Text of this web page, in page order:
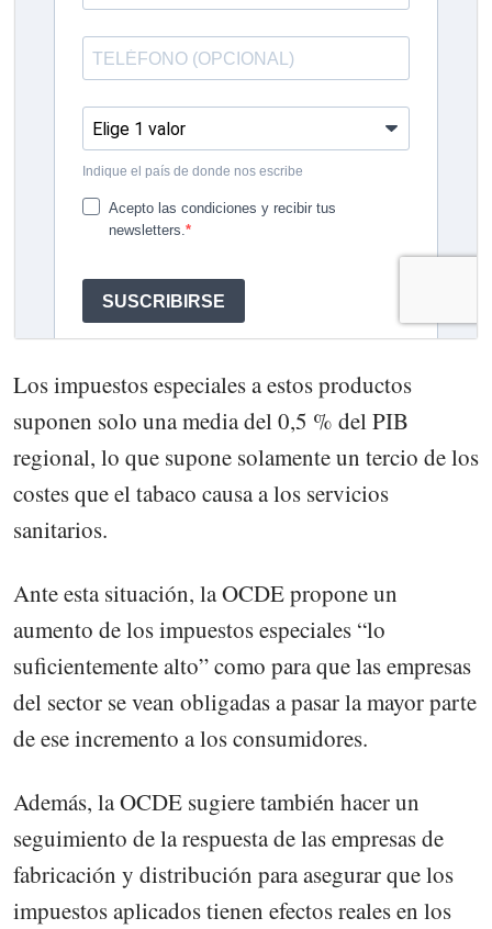
Los impuestos especiales a estos productos
suponen solo una media del 0,5 % del PIB
regional, lo que supone solamente un tercio de los
costes que el tabaco causa a los servicios
sanitarios.
Ante esta situación, la OCDE propone un
aumento de los impuestos especiales “lo
suficientemente alto” como para que las empresas
del sector se vean obligadas a pasar la mayor parte
de ese incremento a los consumidores.
Además, la OCDE sugiere también hacer un
seguimiento de la respuesta de las empresas de
fabricación y distribución para asegurar que los
impuestos aplicados tienen efectos reales en los